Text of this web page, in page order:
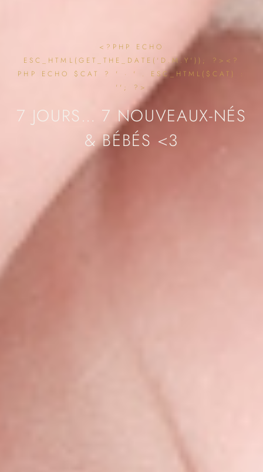
<?PHP ECHO
ESC_HTML(GET_THE_DATE('D.M.Y')); ?><?
PHP ECHO $CAT ? ' · ' . ESC_HTML($CAT) :
''; ?>
7 JOURS… 7 NOUVEAUX-NÉS
& BÉBÉS <3